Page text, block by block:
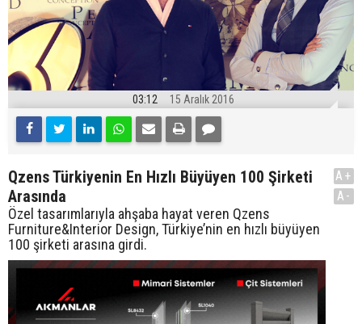
03:12 15 Aralık 2016
Qzens Türkiyenin En Hızlı Büyüyen 100 Şirketi
Arasında
Özel tasarımlarıyla ahşaba hayat veren Qzens
Furniture&Interior Design, Türkiye’nin en hızlı büyüyen
100 şirketi arasına girdi.
A+
A-